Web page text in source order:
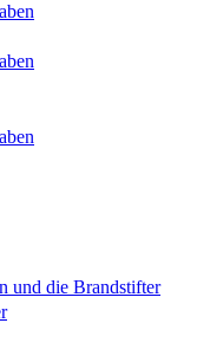
und die Brandstifter